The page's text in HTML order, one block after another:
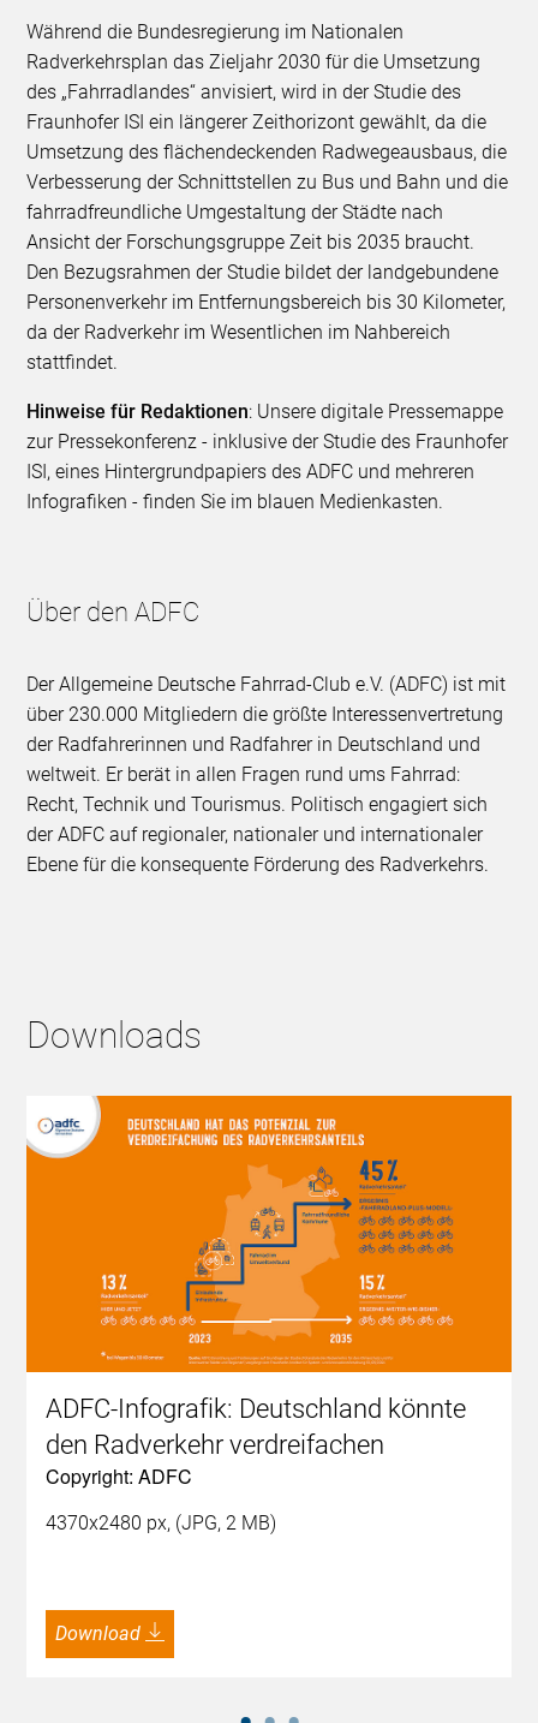
Während die Bundesregierung im Nationalen
Radverkehrsplan das Zieljahr 2030 für die Umsetzung
des „Fahrradlandes“ anvisiert, wird in der Studie des
Fraunhofer ISI ein längerer Zeithorizont gewählt, da die
Umsetzung des flächendeckenden Radwegeausbaus, die
Verbesserung der Schnittstellen zu Bus und Bahn und die
fahrradfreundliche Umgestaltung der Städte nach
Ansicht der Forschungsgruppe Zeit bis 2035 braucht.
Den Bezugsrahmen der Studie bildet der landgebundene
Personenverkehr im Entfernungsbereich bis 30 Kilometer,
da der Radverkehr im Wesentlichen im Nahbereich
stattfindet.
Hinweise für Redaktionen: Unsere digitale Pressemappe
zur Pressekonferenz - inklusive der Studie des Fraunhofer
ISI, eines Hintergrundpapiers des ADFC und mehreren
Infografiken - finden Sie im blauen Medienkasten.
Über den ADFC
Der Allgemeine Deutsche Fahrrad-Club e.V. (ADFC) ist mit
über 230.000 Mitgliedern die größte Interessenvertretung
der Radfahrerinnen und Radfahrer in Deutschland und
weltweit. Er berät in allen Fragen rund ums Fahrrad:
Recht, Technik und Tourismus. Politisch engagiert sich
der ADFC auf regionaler, nationaler und internationaler
Ebene für die konsequente Förderung des Radverkehrs.
Downloads
ADFC-Infografik: Deutschland könnte
den Radverkehr verdreifachen
Copyright: ADFC
4370x2480 px, (JPG, 2 MB)
Download